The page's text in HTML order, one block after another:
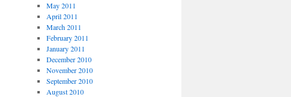
May 2011
April 2011
March 2011
February 2011
January 2011
December 2010
November 2010
September 2010
August 2010